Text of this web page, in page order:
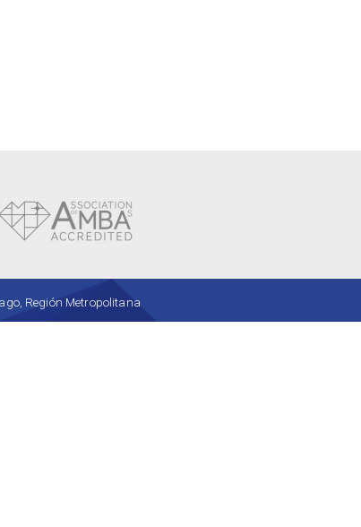
Región Metropolitana